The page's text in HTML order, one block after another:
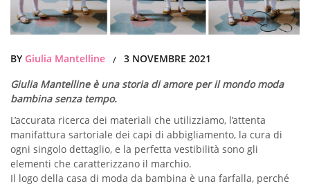
BY Giulia Mantelline /
3 NOVEMBRE 2021
Giulia Mantelline è una storia di amore per il mondo moda
bambina senza tempo.
L’accurata ricerca dei materiali che utilizziamo, l’attenta
manifattura sartoriale dei capi di abbigliamento, la cura di
ogni singolo dettaglio, e la perfetta vestibilità sono gli
elementi che caratterizzano il marchio.
Il logo della casa di moda da bambina è una farfalla, perché